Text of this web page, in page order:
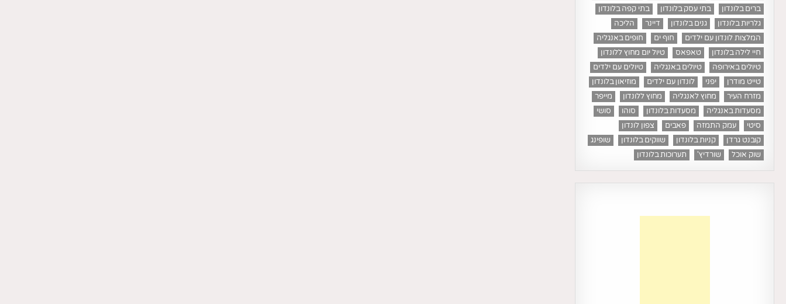
ברים בלונדון
בתי עסק בלונדון
בתי קפה בלונדון
גלריות בלונדון
גנים בלונדון דיינר
הליכה
המלצות לונדון עם ילדים
חוף ים
חופים באנגליה
חיי לילה בלונדון
טאפאס
טיול יום מחוץ ללונדון
טיולים באירופה
טיולים באנגליה
טיולים עם ילדים
טייט מודרן
יפני לונדון עם ילדים
מוזיאון בלונדון
מזרח העיר
מחוץ לאנגליה מחוץ ללונדון
מייפר
מסעדות באנגליה
מסעדות בלונדון סוהו
סושי
סיטי
עמק התמזה פאבים
צפון לונדון
קובנט גרדן
קניות בלונדון שווקים בלונדון
שופינג
שוק אוכל
שורדיץ' תערוכות בלונדון